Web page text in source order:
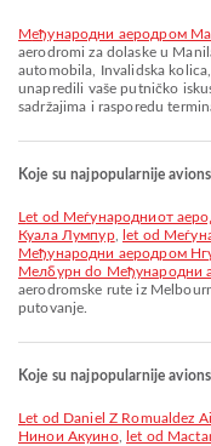
Међународни аеродром
aerodromi za dolaske u
automobila, Invalidska
unapredili vaše putničko
sadržajima i rasporedu
Koje su najpopularnije
let od Меѓународниот аеродром Мелбурн do Међународни аеродром
Куала Лумпур,
let od
Међународни аеродром
Мелбурн do Међународни
aerodromske rute iz
putovanje.
Koje su najpopularnije
let od Daniel Z Romualdez Airport do Међународни аеродром Манила
Нинои Акуино,
let od